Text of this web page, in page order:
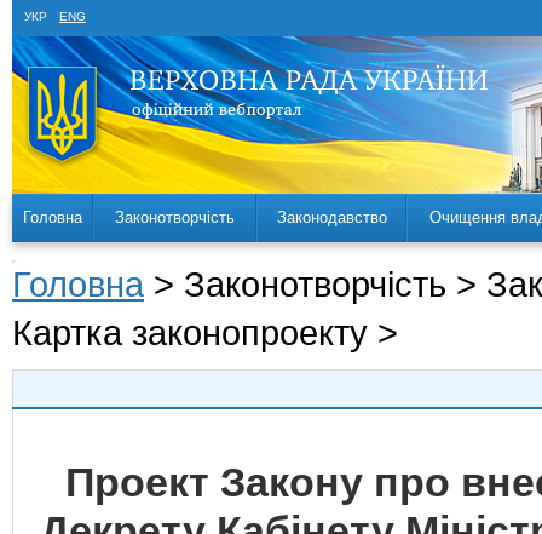
УКР ENG
Головна Законотворчість Законодавство Очищення
Головна > Законотворчість >
Картка законопроекту >
Проект Закону про